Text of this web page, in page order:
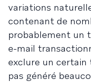
variations
contenant de
probablement un
e-mail
exclure un certain
pas généré